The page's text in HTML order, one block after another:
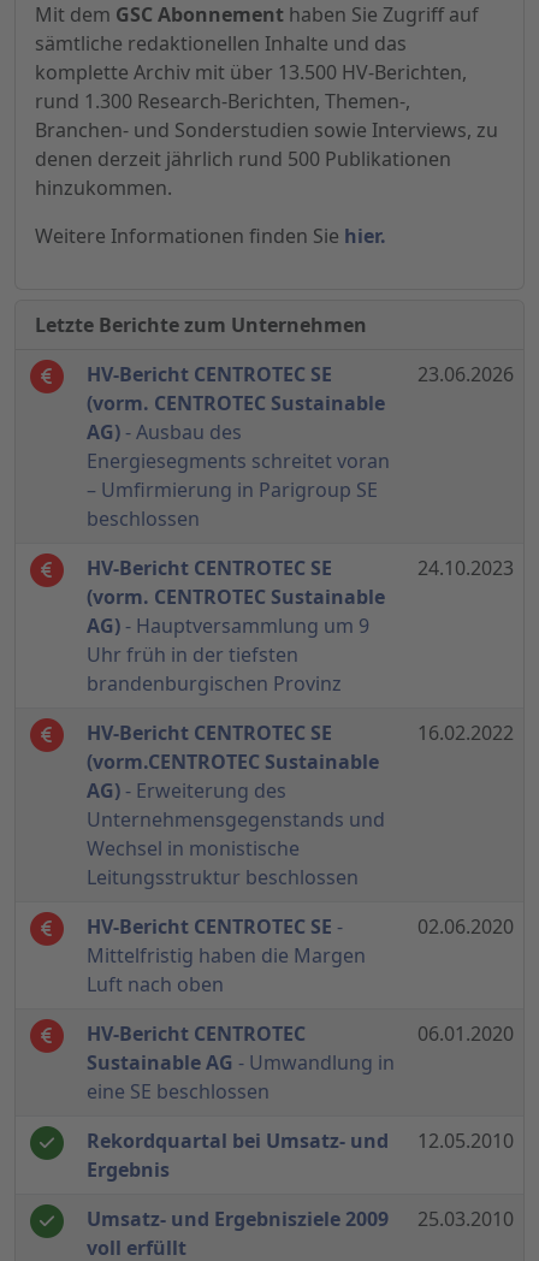
Mit dem GSC Abonnement haben Sie Zugriff auf
sämtliche redaktionellen Inhalte und das
komplette Archiv mit über 13.500 HV-Berichten,
rund 1.300 Research-Berichten, Themen-,
Branchen- und Sonderstudien sowie Interviews, zu
denen derzeit jährlich rund 500 Publikationen
hinzukommen.
Weitere Informationen finden Sie hier.
Letzte Berichte zum Unternehmen
HV-Bericht CENTROTEC SE
(vorm. CENTROTEC Sustainable
AG) - Ausbau des
Energiesegments schreitet voran
– Umfirmierung in Parigroup SE
beschlossen
23.06.2026
HV-Bericht CENTROTEC SE
(vorm. CENTROTEC Sustainable
AG)- Hauptversammlung um 9
Uhr früh in der tiefsten
brandenburgischen Provinz
24.10.2023
HV-Bericht CENTROTEC SE
(vorm.CENTROTEC Sustainable
AG) - Erweiterung des
Unternehmensgegenstands und
Wechsel in monistische
Leitungsstruktur beschlossen
16.02.2022
HV-Bericht CENTROTEC SE -
Mittelfristig haben die Margen
Luft nach oben
02.06.2020
HV-Bericht CENTROTEC
Sustainable AG - Umwandlung in
eine SE beschlossen
06.01.2020
Rekordquartal bei Umsatz- und
Ergebnis
12.05.2010
Umsatz- und Ergebnisziele 2009
voll erfüllt
25.03.2010